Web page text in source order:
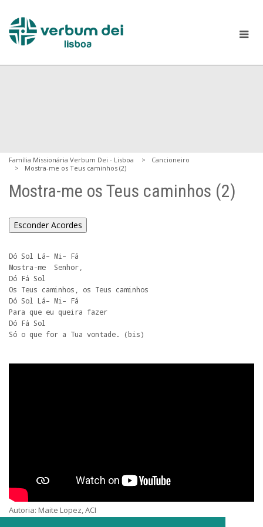
Família Missionária Verbum Dei - Lisboa
Cancioneiro
Mostra-me os Teus caminhos (2)
Mostra-me os Teus caminhos (2)
Esconder Acordes
Dó Sol Lá– Mi– Fá
Mostra-me  Senhor,
Dó Fá Sol
Os Teus caminhos, os Teus caminhos
Dó Sol Lá– Mi– Fá
Para que eu queira fazer
Dó Fá Sol
Só o que for a Tua vontade. (bis)
Autoria: Maite Lopez, ACI